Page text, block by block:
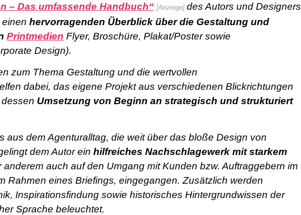
– Das umfassende Handbuch“ [Anzeige] des Autors und Designers
hervorragenden Überblick über die Gestaltung und
Printmedien Flyer, Broschüre, Plakat/Poster sowie
Design).
zum Thema Gestaltung und die wertvollen
dabei, das eigene Projekt aus verschiedenen Blickrichtungen
Umsetzung von Beginn an strategisch und strukturiert
aus dem Agenturalltag, die weit über das bloße Design von
dem Autor ein hilfreiches Nachschlagewerk mit starkem
anderem auch auf den Umgang mit Kunden bzw. Auftraggebern im
Rahmen eines Briefings, eingegangen. Zusätzlich werden
Inspirationsfindung sowie historisches Hintergrundwissen der
Sprache beleuchtet.